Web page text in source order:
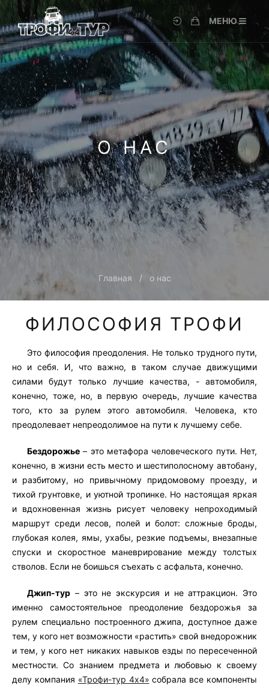
МЕНЮ
О НАС
Главная о нас
ФИЛОСОФИЯ ТРОФИ
Это философия преодоления. Не только трудного пути,
но и себя. И, что важно, в таком случае движущими
силами будут только лучшие качества, - автомобиля,
конечно, тоже, но, в первую очередь, лучшие качества
того, кто за рулем этого автомобиля. Человека, кто
преодолевает непреодолимое на пути к лучшему себе.
Бездорожье – это метафора человеческого пути. Нет,
конечно, в жизни есть место и шестиполосному автобану,
и разбитому, но привычному придомовому проезду, и
тихой грунтовке, и уютной тропинке. Но настоящая яркая
и вдохновенная жизнь рисует человеку непроходимый
маршрут среди лесов, полей и болот: сложные броды,
глубокая колея, ямы, ухабы, резкие подъемы, внезапные
спуски и скоростное маневрирование между толстых
стволов. Если не боишься съехать с асфальта, конечно.
Джип-тур – это не экскурсия и не аттракцион. Это
именно самостоятельное преодоление бездорожья за
рулем специально построенного джипа, доступное даже
тем, у кого нет возможности «растить» свой внедорожник
и тем, у кого нет никаких навыков езды по пересеченной
местности. Со знанием предмета и любовью к своему
делу компания «Трофи-тур 4х4» собрала все компоненты